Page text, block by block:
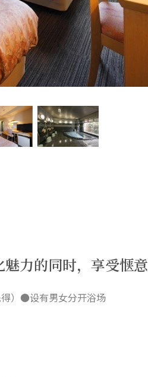
力的同时，享受惬
）●设有男女分开浴场